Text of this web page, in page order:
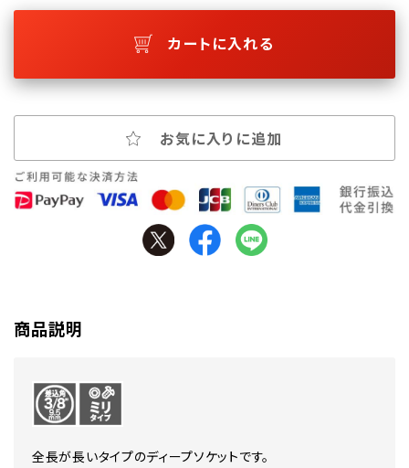
カートに入れる
お気に入りに追加
商品説明
全長が長いタイプのディープソケットです。